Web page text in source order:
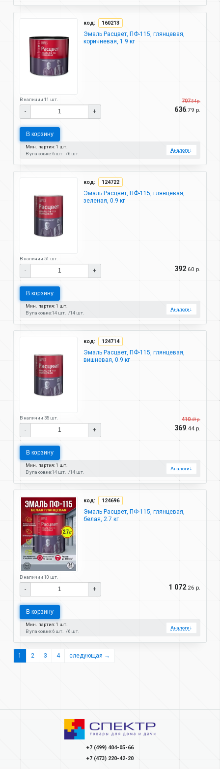
код: 160213
Эмаль Расцвет, ПФ-115, глянцевая,
коричневая, 1.9 кг
В наличии 11 шт.
- +
707.54 р.
636.79 р.
В корзину
Мин. партия: 1 шт.
В упаковке:6 шт. 6 шт.
Аналоги↓
код: 124722
Эмаль Расцвет, ПФ-115, глянцевая,
зеленая, 0.9 кг
В наличии 51 шт.
- + 392.60 р.
В корзину
Мин. партия: 1 шт.
В упаковке:14 шт. 14 шт.
Аналоги↓
код: 124714
Эмаль Расцвет, ПФ-115, глянцевая,
вишневая, 0.9 кг
В наличии 35 шт.
- +
410.49 р.
369.44 р.
В корзину
Мин. партия: 1 шт.
В упаковке:14 шт. 14 шт.
Аналоги↓
код: 124696
Эмаль Расцвет, ПФ-115, глянцевая,
белая, 2.7 кг
В наличии 10 шт.
- + 1 072.26 р.
В корзину
Мин. партия: 1 шт.
В упаковке:6 шт. 6 шт.
Аналоги↓
1 2 3 4 следующая →
+7 (499) 404-05-66
+7 (473) 220-42-20